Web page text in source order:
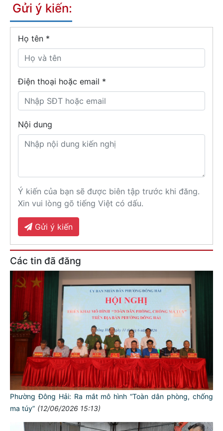
Gửi ý kiến:
Họ tên *
Điện thoại hoặc email *
Nội dung
Ý kiến của bạn sẽ được biên tập trước khi đăng.
Xin vui lòng gõ tiếng Việt có dấu.
Gửi ý kiến
Các tin đã đăng
Phường Đông Hải: Ra mắt mô hình “Toàn dân phòng, chống
ma túy” (12/06/2026 15:13)